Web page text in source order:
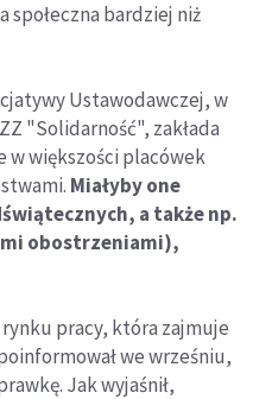
społeczna bardziej niż
Ustawodawczej, w
"Solidarność", zakłada
w większości placówek
Miałyby one
a także np.
obostrzeniami),
pracy, która zajmuje
we wrześniu,
Jak wyjaśnił,